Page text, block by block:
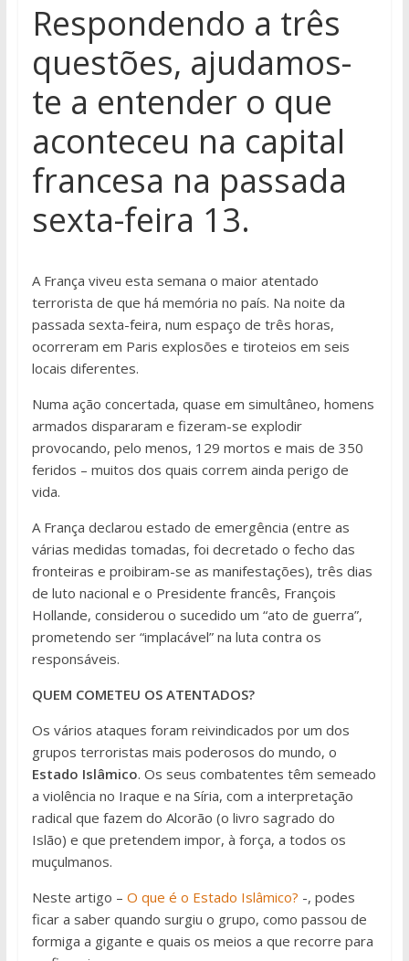
Respondendo a três
questões, ajudamos-
te a entender o que
aconteceu na capital
francesa na passada
sexta-feira 13.
A França viveu esta semana o maior atentado
terrorista de que há memória no país. Na noite da
passada sexta-feira, num espaço de três horas,
ocorreram em Paris explosões e tiroteios em seis
locais diferentes.
Numa ação concertada, quase em simultâneo, homens
armados dispararam e fizeram-se explodir
provocando, pelo menos, 129 mortos e mais de 350
feridos – muitos dos quais correm ainda perigo de
vida.
A França declarou estado de emergência (entre as
várias medidas tomadas, foi decretado o fecho das
fronteiras e proibiram-se as manifestações), três dias
de luto nacional e o Presidente francês, François
Hollande, considerou o sucedido um “ato de guerra”,
prometendo ser “implacável” na luta contra os
responsáveis.
QUEM COMETEU OS ATENTADOS?
Os vários ataques foram reivindicados por um dos
grupos terroristas mais poderosos do mundo, o
Estado Islâmico. Os seus combatentes têm semeado
a violência no Iraque e na Síria, com a interpretação
radical que fazem do Alcorão (o livro sagrado do
Islão) e que pretendem impor, à força, a todos os
muçulmanos.
Neste artigo – O que é o Estado Islâmico? -, podes
ficar a saber quando surgiu o grupo, como passou de
formiga a gigante e quais os meios a que recorre para